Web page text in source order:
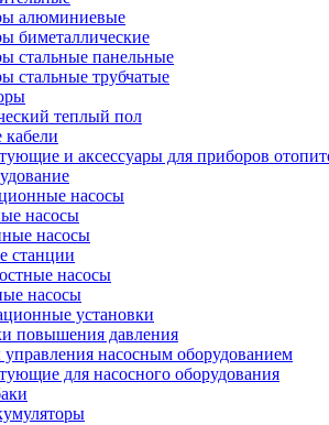
алюминиевые
биметаллические
стальные панельные
стальные трубчатые
теплый пол
и аксессуары для приборов
насосы
насосы
насосы
станции
насосы
насосы
установки
повышения давления
насосным оборудованием
для насосного оборудования